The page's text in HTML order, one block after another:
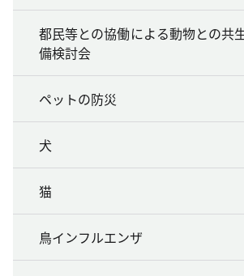
都民等との協働による動物との共
備検討会
ペットの防災
犬
猫
鳥インフルエンザ